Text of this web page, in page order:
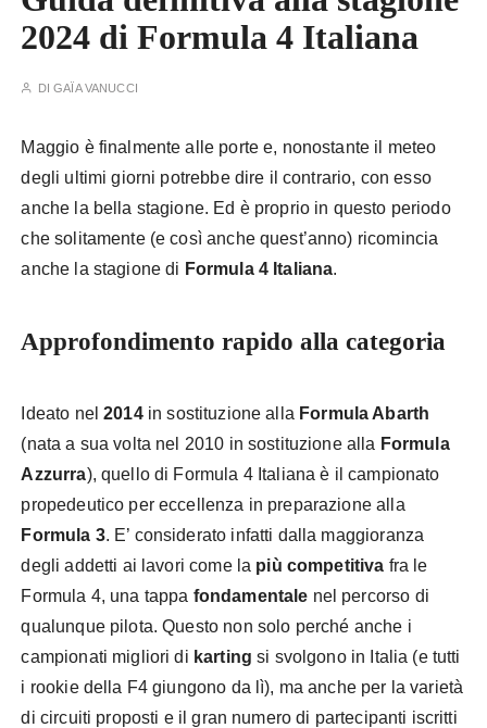
2024 di Formula 4 Italiana
DIGAÏA VANUCCI
Maggio è finalmente alle porte e, nonostante il meteo
degli ultimi giorni potrebbe dire il contrario, con esso
anche la bella stagione. Ed è proprio in questo periodo
che solitamente (e così anche quest’anno) ricomincia
anche la stagione di Formula 4 Italiana.
Approfondimento rapido alla categoria
Ideato nel2014in sostituzione alla Formula Abarth
(nata a sua volta nel 2010 in sostituzione alla Formula
Azzurra), quello di Formula 4 Italiana è il campionato
propedeutico per eccellenza in preparazione alla
Formula 3. E’ considerato infatti dalla maggioranza
degli addetti ai lavori come la più competitiva fra le
Formula 4, una tappa fondamentale nel percorso di
qualunque pilota. Questo non solo perché anche i
campionati migliori di kartingsi svolgono in Italia (e tutti
i rookie della F4 giungono da lì), ma anche per la varietà
di circuiti proposti e il gran numero di partecipanti iscritti